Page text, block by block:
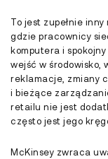
To jest zupełnie
gdzie pracownicy
komputera i
wejść w środowisko,
reklamacje, zmiany
i bieżące
retailu nie jest
często jest jego
McKinsey zwraca